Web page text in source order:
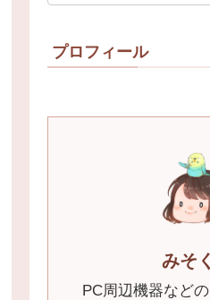
プロフィール
みそ
PC周辺機器など